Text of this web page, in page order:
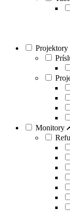
Projektory
Monitory